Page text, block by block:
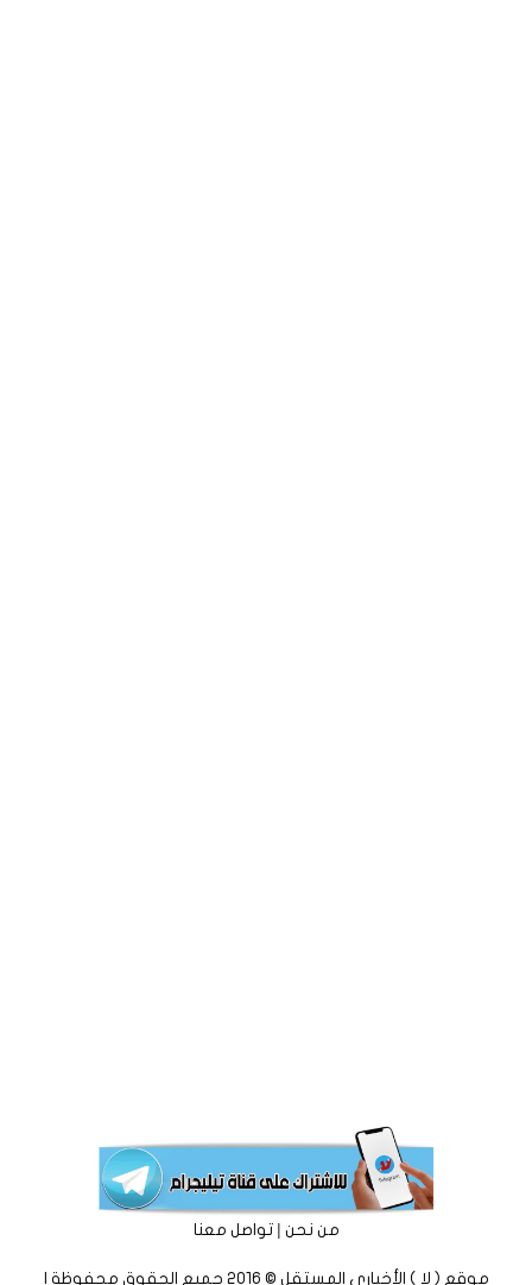
من نحن|تواصل معنا
موقع ( لا ) الأخباري المستقل © 2016 جميع الحقوق محفوظة |